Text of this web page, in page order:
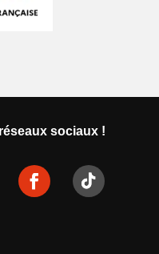
sociaux !